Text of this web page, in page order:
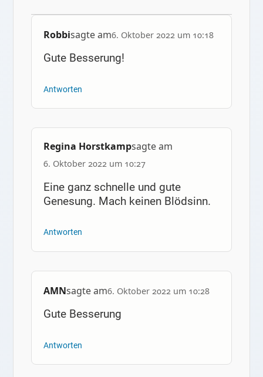
Robbisagte am6. Oktober 2022 um 10:18
Gute Besserung!
Antworten
Regina Horstkampsagte am
6. Oktober 2022 um 10:27
Eine ganz schnelle und gute
Genesung. Mach keinen Blödsinn.
Antworten
AMNsagte am6. Oktober 2022 um 10:28
Gute Besserung
Antworten